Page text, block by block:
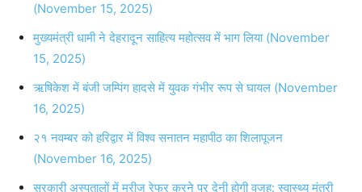
(November 15, 2025)
मुख्यमंत्री धामी ने देहरादून साहित्य महोत्सव में भाग लिया (November
15, 2025)
ऋषिकेश में बंजी जम्पिंग हादसे में युवक गंभीर रूप से घायल (November
16, 2025)
२१ नवम्बर को हरिद्वार में विश्व सनातन महापीठ का शिलापूजन
(November 16, 2025)
सरकारी अस्पतालों में मरीज रेफर करने पर देनी होगी वजह: स्वास्थ्य मंत्री